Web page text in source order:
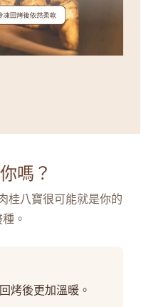
嗎？
桂八寶很可能就是你的
。
烤後更加溫暖。